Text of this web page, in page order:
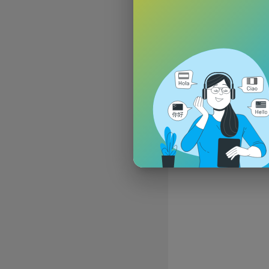
Elle
Abonne-toi!
Facebook:
Instagram:
TikTok:
TaDaBoom
Masha y el
Máša a
Masha un
Mascha